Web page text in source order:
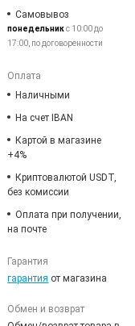
Самовывоз
понедельникс 10:00 до
17:00, по договоренности
Оплата
Наличными
На счет IBAN
Картой в магазине
+4%
Криптовалютой USDT,
без комиссии
Оплата при получении,
на почте
Гарантия
гарантия от магазина
Обмен и возврат